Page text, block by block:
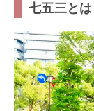
七五三とは